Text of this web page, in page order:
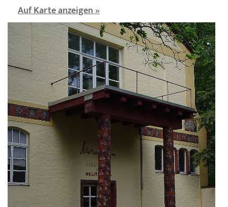
Auf Karte anzeigen »